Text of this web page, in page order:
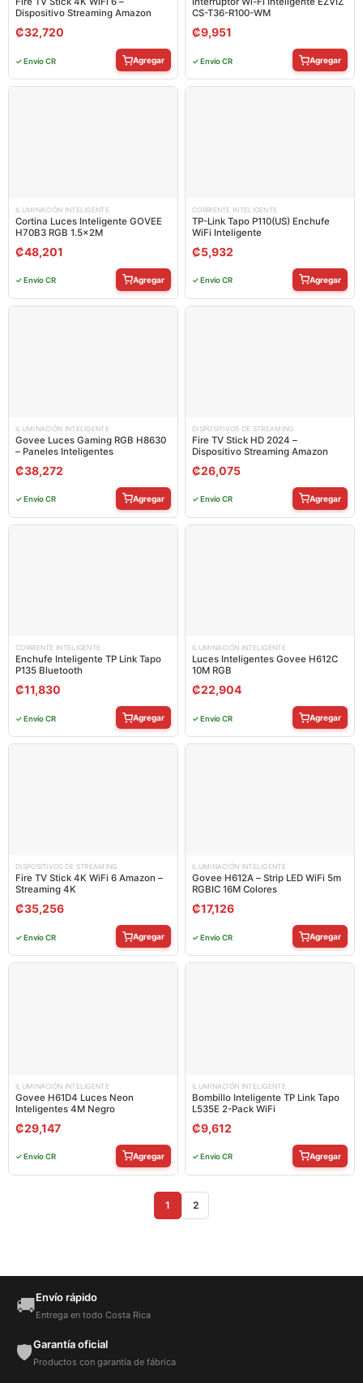
Dispositivo Streaming Amazon
₡32,720
✓ Envío CR Agregar
CS-T36-R100-WM
₡9,951
✓ Envío CR Agregar
ILUMINACIÓN INTELIGENTE
Cortina Luces Inteligente GOVEE
H70B3 RGB 1.5x2M
₡48,201
✓ Envío CR Agregar
CORRIENTE INTELIGENTE
TP-Link Tapo P110(US) Enchufe
WiFi Inteligente
₡5,932
✓ Envío CR Agregar
ILUMINACIÓN INTELIGENTE
Govee Luces Gaming RGB H8630
– Paneles Inteligentes
₡38,272
✓ Envío CR Agregar
DISPOSITIVOS DE STREAMING
Fire TV Stick HD 2024 –
Dispositivo Streaming Amazon
₡26,075
✓ Envío CR Agregar
CORRIENTE INTELIGENTE
Enchufe Inteligente TP Link Tapo
P135 Bluetooth
₡11,830
✓ Envío CR Agregar
ILUMINACIÓN INTELIGENTE
Luces Inteligentes Govee H612C
10M RGB
₡22,904
✓ Envío CR Agregar
DISPOSITIVOS DE STREAMING
Fire TV Stick 4K WiFi 6 Amazon –
Streaming 4K
₡35,256
✓ Envío CR Agregar
ILUMINACIÓN INTELIGENTE
Govee H612A – Strip LED WiFi 5m
RGBIC 16M Colores
₡17,126
✓ Envío CR Agregar
ILUMINACIÓN INTELIGENTE
Govee H61D4 Luces Neon
Inteligentes 4M Negro
₡29,147
✓ Envío CR Agregar
ILUMINACIÓN INTELIGENTE
Bombillo Inteligente TP Link Tapo
L535E 2-Pack WiFi
₡9,612
✓ Envío CR Agregar
1 2
🚚Envío rápido
Entrega en todo Costa Rica
🛡️Garantía oficial
Productos con garantía de fábrica